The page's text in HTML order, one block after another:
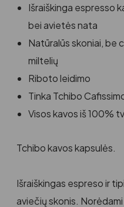
Išraiškinga espresso
bei avietės nata
Natūralūs skoniai, be
miltelių
Riboto leidimo
Tinka Tchibo
Visos kavos iš 100%
Tchibo kavos kapsulės.
Išraiškingas espreso ir
aviečių skonis.